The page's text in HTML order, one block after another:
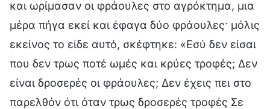
και ωρίμασαν οι φράουλες στο αγρόκτημα, μια
μέρα πήγα εκεί και έφαγα δύο φράουλες· μόλις
εκείνος το είδε αυτό, σκέφτηκε: «Εσύ δεν είσαι
που δεν τρως ποτέ ωμές και κρύες τροφές; Δεν
είναι δροσερές οι φράουλες; Δεν έχεις πει στο
παρελθόν ότι όταν τρως δροσερές τροφές Σε